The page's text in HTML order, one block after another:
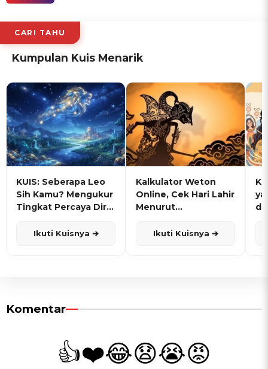
CARI TAHU
Kumpulan Kuis Menarik
KUIS: Seberapa Leo
Sih Kamu? Mengukur
Tingkat Percaya Diri
Ikuti Kuisnya ➔
Kalkulator Weton
Online, Cek Hari Lahir
Menurut
Ikuti Kuisnya ➔
Komentar
👍❤️😂😧😭😡